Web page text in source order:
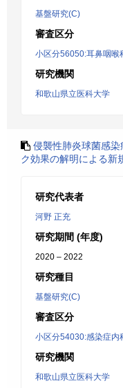
基盤研究(C)
審査区分
小区分56050:耳鼻咽喉
研究機関
和歌山県立医科大学
侵襲性肺炎球菌感
ク効果の解明による新
研究代表者
河野 正充
研究期間 (年度)
2020 – 2022
研究種目
基盤研究(C)
審査区分
小区分54030:感染症内
研究機関
和歌山県立医科大学